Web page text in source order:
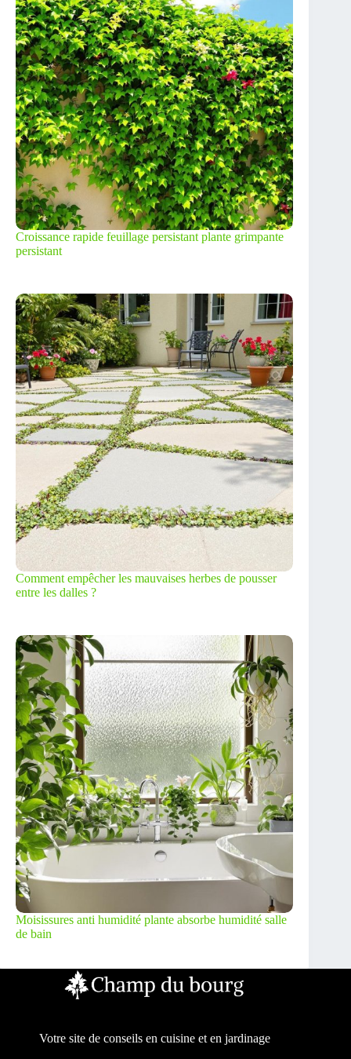
Croissance rapide feuillage persistant plante grimpante
persistant
Comment empêcher les mauvaises herbes de pousser
entre les dalles ?
Moisissures anti humidité plante absorbe humidité salle
de bain
Votre site de conseils en cuisine et en jardinage